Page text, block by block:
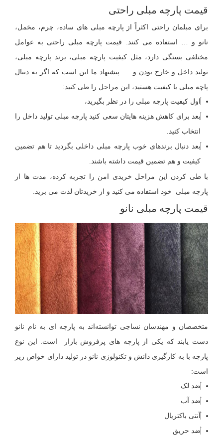
قیمت پارچه مبلی راحتی
برای مبلمان راحتی اکثراً از پارچه مبلی های ساده، چرم، مخمل،
نانو و … استفاده می کنند. قیمت پارچه مبلی راحتی به عوامل
مختلفی بستگی دارد، مثل کیفیت پارچه مبلی، برند پارچه مبلی،
تولید داخل و خارج بودن و… . پیشنهاد ما این است که اگر به دنبال
پاچه مبلی با کیفیت هستید، این مراحل را طی کنید:
اول کیفیت پارچه مبلی را در نظر بگیرید،
بعد برای کاهش هزینه هایتان سعی کنید پارچه مبلی تولید داخل را
انتخاب کنید.
بعد دنبال برندهای خوب پارچه مبلی داخلی بگردید تا هم تضمین
کیفیت و هم تضمین قیمت داشته باشند.
با طی کردن این مراحل خریدی امن را تجربه کرده، مدت ها از
پارچه مبلی خود استفاده می کنید و از خریدتان لذت می برید.
قیمت پارچه مبلی نانو
متخصصان و مهندسان نساجی توانسته‌اند به پارچه ای به نام نانو
دست یابند که یکی از پارچه های پرفروش بازار است. این نوع
پارچه با به کارگیری دانش و تکنولوژی نانو در تولید دارای خواص زیر
است:
ضد لک
ضد آب
آنتی باکتریال
ضد حریق